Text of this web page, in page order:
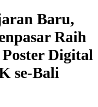
Baru,
Raih
Digital
se-Bali